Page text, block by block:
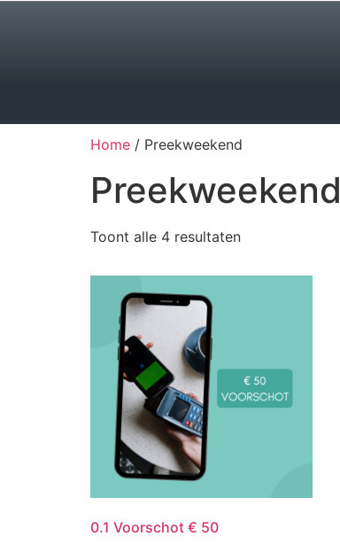
Home / Preekweekend
Preekweekend
Toont alle 4 resultaten
0.1 Voorschot € 50